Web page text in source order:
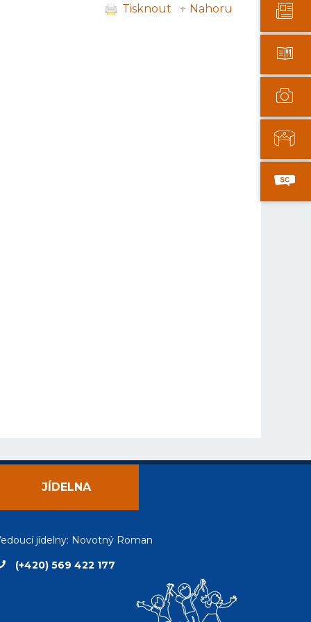
Tisknout ↑ Nahoru
JÍDELNA
jídelny: Novotný Roman
(+420) 569 422 177